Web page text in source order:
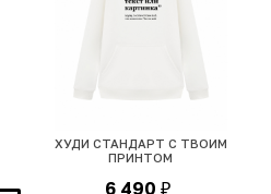
ХУДИ СТАНДАРТ С ТВОИМ
ПРИНТОМ
6 490 ₽